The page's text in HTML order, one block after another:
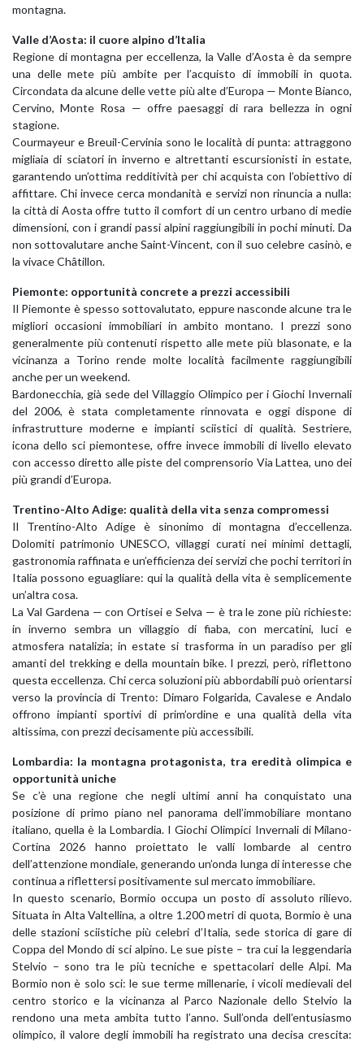
montagna.
Valle d’Aosta: il cuore alpino d’Italia
Regione di montagna per eccellenza, la Valle d’Aosta è da sempre
una delle mete più ambite per l’acquisto di immobili in quota.
Circondata da alcune delle vette più alte d’Europa — Monte Bianco,
Cervino, Monte Rosa — offre paesaggi di rara bellezza in ogni
stagione.
Courmayeur e Breuil-Cervinia sono le località di punta: attraggono
migliaia di sciatori in inverno e altrettanti escursionisti in estate,
garantendo un’ottima redditività per chi acquista con l’obiettivo di
affittare. Chi invece cerca mondanità e servizi non rinuncia a nulla:
la città di Aosta offre tutto il comfort di un centro urbano di medie
dimensioni, con i grandi passi alpini raggiungibili in pochi minuti. Da
non sottovalutare anche Saint-Vincent, con il suo celebre casinò, e
la vivace Châtillon.
Piemonte: opportunità concrete a prezzi accessibili
Il Piemonte è spesso sottovalutato, eppure nasconde alcune tra le
migliori occasioni immobiliari in ambito montano. I prezzi sono
generalmente più contenuti rispetto alle mete più blasonate, e la
vicinanza a Torino rende molte località facilmente raggiungibili
anche per un weekend.
Bardonecchia, già sede del Villaggio Olimpico per i Giochi Invernali
del 2006, è stata completamente rinnovata e oggi dispone di
infrastrutture moderne e impianti sciistici di qualità. Sestriere,
icona dello sci piemontese, offre invece immobili di livello elevato
con accesso diretto alle piste del comprensorio Via Lattea, uno dei
più grandi d’Europa.
Trentino-Alto Adige: qualità della vita senza compromessi
Il Trentino-Alto Adige è sinonimo di montagna d’eccellenza.
Dolomiti patrimonio UNESCO, villaggi curati nei minimi dettagli,
gastronomia raffinata e un’efficienza dei servizi che pochi territori in
Italia possono eguagliare: qui la qualità della vita è semplicemente
un’altra cosa.
La Val Gardena — con Ortisei e Selva — è tra le zone più richieste:
in inverno sembra un villaggio di fiaba, con mercatini, luci e
atmosfera natalizia; in estate si trasforma in un paradiso per gli
amanti del trekking e della mountain bike. I prezzi, però, riflettono
questa eccellenza. Chi cerca soluzioni più abbordabili può orientarsi
verso la provincia di Trento: Dimaro Folgarida, Cavalese e Andalo
offrono impianti sportivi di prim’ordine e una qualità della vita
altissima, con prezzi decisamente più accessibili.
Lombardia: la montagna protagonista, tra eredità olimpica e
opportunità uniche
Se c’è una regione che negli ultimi anni ha conquistato una
posizione di primo piano nel panorama dell’immobiliare montano
italiano, quella è la Lombardia. I Giochi Olimpici Invernali di Milano-
Cortina 2026 hanno proiettato le valli lombarde al centro
dell’attenzione mondiale, generando un’onda lunga di interesse che
continua a riflettersi positivamente sul mercato immobiliare.
In questo scenario, Bormio occupa un posto di assoluto rilievo.
Situata in Alta Valtellina, a oltre 1.200 metri di quota, Bormio è una
delle stazioni sciistiche più celebri d’Italia, sede storica di gare di
Coppa del Mondo di sci alpino. Le sue piste – tra cui la leggendaria
Stelvio – sono tra le più tecniche e spettacolari delle Alpi. Ma
Bormio non è solo sci: le sue terme millenarie, i vicoli medievali del
centro storico e la vicinanza al Parco Nazionale dello Stelvio la
rendono una meta ambita tutto l’anno. Sull’onda dell’entusiasmo
olimpico, il valore degli immobili ha registrato una decisa crescita: